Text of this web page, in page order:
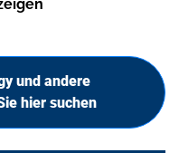
und andere
hier suchen